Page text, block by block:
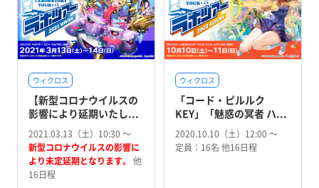
ウィクロス
【新型コロナウイルスの
影響により延期いたし...
2021.03.13（土）10:30 〜
新型コロナウイルスの影響に
より未定延期となります。 他
16日程
ウィクロス
「コード・ピルルク
KEY」「魅惑の冥者 ハ...
2020.10.10（土）12:00 〜
定員：16名 他16日程